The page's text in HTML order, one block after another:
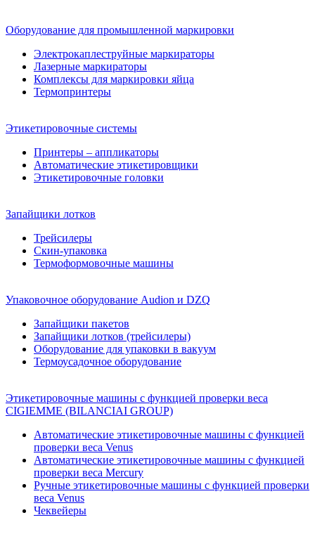
Оборудование для промышленной маркировки
Электрокаплеструйные маркираторы
Лазерные маркираторы
Комплексы для маркировки яйца
Термопринтеры
Этикетировочные системы
Принтеры – аппликаторы
Автоматические этикетировщики
Этикетировочные головки
Запайщики лотков
Трейсилеры
Скин-упаковка
Термоформовочные машины
Упаковочное оборудование Audion и DZQ
Запайщики пакетов
Запайщики лотков (трейсилеры)
Оборудование для упаковки в вакуум
Термоусадочное оборудование
Этикетировочные машины с функцией проверки веса
CIGIEMME (BILANCIAI GROUP)
Автоматические этикетировочные машины с функцией
проверки веса Venus
Автоматические этикетировочные машины с функцией
проверки веса Mercury
Ручные этикетировочные машины с функцией проверки
веса Venus
Чеквейеры